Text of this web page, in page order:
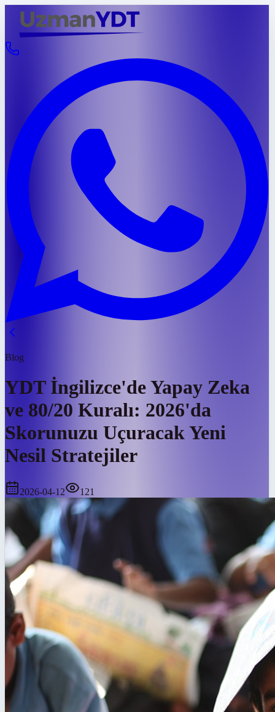
Blog
YDT İngilizce'de Yapay Zeka
ve 80/20 Kuralı: 2026'da
Skorunuzu Uçuracak Yeni
Nesil Stratejiler
2026-04-12 121